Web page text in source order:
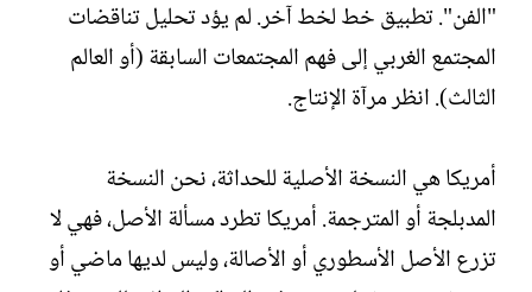
"الفن". تطبيق خط لخط آخر. لم يؤد تحليل تناقضات
المجتمع الغربي إلى فهم المجتمعات السابقة (أو العالم
الثالث). انظر مرآة الإنتاج.
أمريكا هي النسخة الأصلية للحداثة، نحن النسخة
المدبلجة أو المترجمة. أمريكا تطرد مسألة الأصل، فهي لا
تزرع الأصل الأسطوري أو الأصالة، وليس لديها ماضي أو